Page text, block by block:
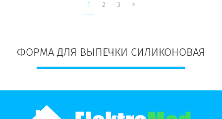
1 2 3 >
ФОРМА ДЛЯ ВЫПЕЧКИ СИЛИКОНОВАЯ